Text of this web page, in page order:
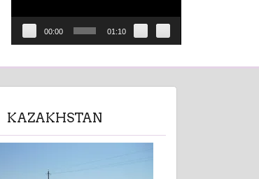
00:00 01:10
KAZAKHSTAN